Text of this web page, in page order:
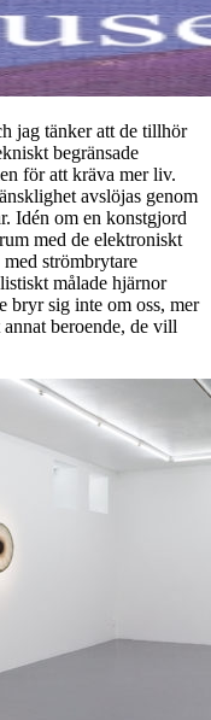
jag tänker att de tillhör
begränsade
för att kräva mer liv.
avslöjas genom
Idén om en konstgjord
med de elektroniskt
med strömbrytare
målade hjärnor
bryr sig inte om oss, mer
beroende, de vill